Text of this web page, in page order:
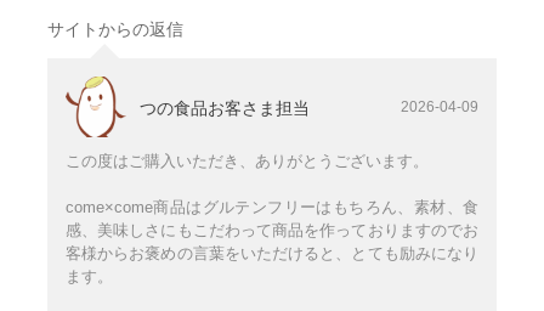
サイトからの返信
つの食品お客さま担当 2026-04-09
この度はご購入いただき、ありがとうございます。
come×come商品はグルテンフリーはもちろん、素材、食
感、美味しさにもこだわって商品を作っておりますのでお
客様からお褒めの言葉をいただけると、とても励みになり
ます。